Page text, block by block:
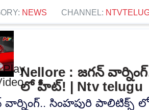
NEWS CHANNEL:
Nellore : జగన్
లో హీట్! | Ntv telugu
వార్నింగ్.. సింహపురి పాలిటిక్స్